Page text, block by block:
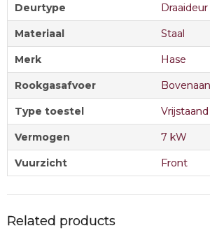
Deurtype Draaideur
Materiaal Staal
Merk Hase
Rookgasafvoer
Type toestel Vrijstaand
Vermogen 7 kW
Vuurzicht Front
Related products